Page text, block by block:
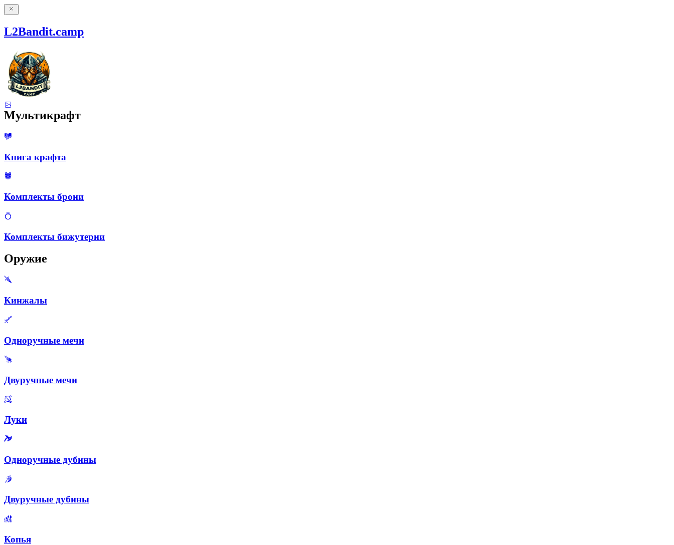
L2Bandit.camp
Мультикрафт
Книга крафта
Комплекты брони
Комплекты бижутерии
Оружие
Кинжалы
Одноручные мечи
Двуручные мечи
Луки
Одноручные дубины
Двуручные дубины
Копья